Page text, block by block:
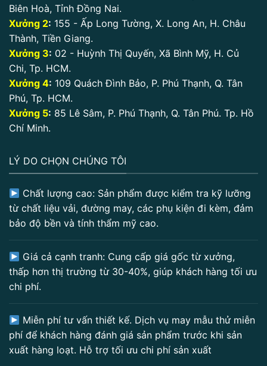
Biên Hoà, Tỉnh Đồng Nai.
Xưởng 2: 155 - Ấp Long Tường, X. Long An, H. Châu
Thành, Tiền Giang.
Xưởng 3: 02 - Huỳnh Thị Quyến, Xã Bình Mỹ, H. Củ
Chi, Tp. HCM.
Xưởng 4: 109 Quách Đình Bảo, P. Phú Thạnh, Q. Tân
Phú, Tp. HCM.
Xưởng 5: 85 Lê Sâm, P. Phú Thạnh, Q. Tân Phú. Tp. Hồ
Chí Minh.
LÝ DO CHỌN CHÚNG TÔI
Chất lượng cao: Sản phẩm được kiểm tra kỹ lưỡng
từ chất liệu vải, đường may, các phụ kiện đi kèm, đảm
bảo độ bền và tính thẩm mỹ cao.
Giá cả cạnh tranh: Cung cấp giá gốc từ xưởng,
thấp hơn thị trường từ 30-40%, giúp khách hàng tối ưu
chi phí.
Miễn phí tư vấn thiết kế. Dịch vụ may mẫu thử miễn
phí để khách hàng đánh giá sản phẩm trước khi sản
xuất hàng loạt. Hỗ trợ tối ưu chi phí sản xuất